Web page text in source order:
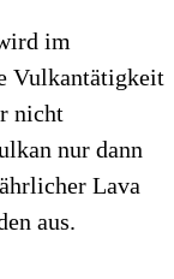
im
Vulkantätigkeit
nicht
nur dann
Lava
aus.